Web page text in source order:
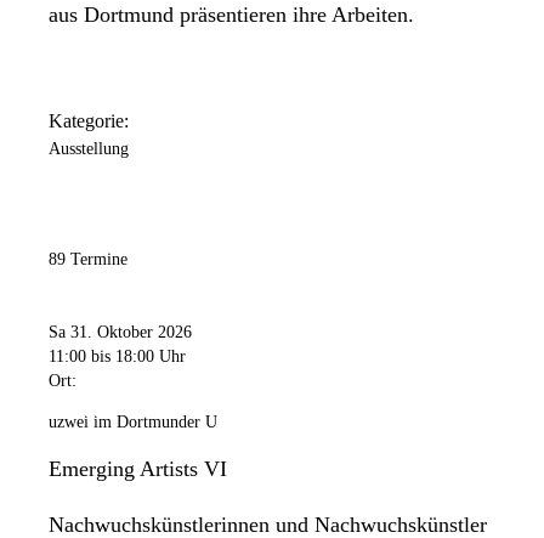
aus Dortmund präsentieren ihre Arbeiten.
Kategorie:
Ausstellung
89 Termine
Sa 31. Oktober 2026
11:00 bis 18:00 Uhr
Ort:
uzwei im Dortmunder U
Emerging Artists VI
Nachwuchskünstlerinnen und Nachwuchskünstler